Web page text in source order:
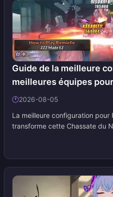
Guide de la meilleure
meilleures équipes
🕐2026-08-05
La meilleure configuration pour
transforme cette Chassate du
d'immenses dégâts de
favoris ; nous mettons les
disques, moteurs
changent.